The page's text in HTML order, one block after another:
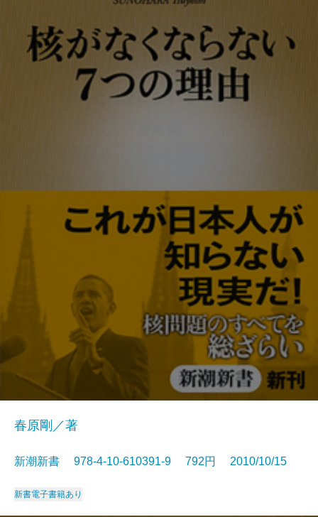
春原剛／著
新潮新書 978-4-10-610391-9 792円 2010/10/15
新書電子書籍あり